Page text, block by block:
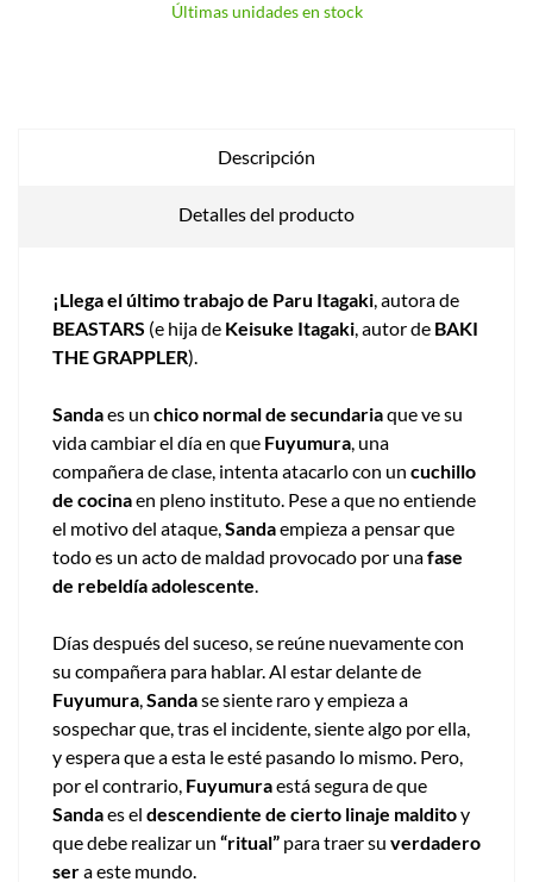
Últimas unidades en stock
Descripción
Detalles del producto
¡Llega el último trabajo de Paru Itagaki, autora de
BEASTARS (e hija de Keisuke Itagaki, autor de BAKI
THE GRAPPLER).
Sandaes un chico normal de secundariaque ve su
vida cambiar el día en que Fuyumura, una
compañera de clase, intenta atacarlo con un cuchillo
de cocinaen pleno instituto. Pese a que no entiende
el motivo del ataque,Sandaempieza a pensar que
todo es un acto de maldad provocado por unafase
de rebeldía adolescente.
Días después del suceso, se reúne nuevamente con
su compañera para hablar. Al estar delante de
Fuyumura,Sandase siente raro y empieza a
sospechar que, tras el incidente, siente algo por ella,
y espera que a esta le esté pasando lo mismo. Pero,
por el contrario, Fuyumuraestá segura de que
Sandaes el descendiente de cierto linaje malditoy
que debe realizar un “ritual” para traer su verdadero
sera este mundo.